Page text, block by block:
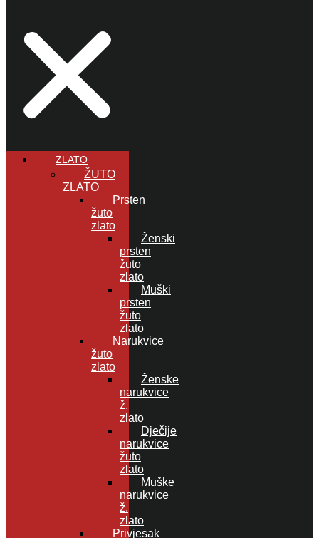
ZLATO
ŽUTO
ZLATO
Prsten
žuto
zlato
Ženski
prsten
žuto
zlato
Muški
prsten
žuto
zlato
Narukvice
žuto
zlato
Ženske
narukvice
ž.
zlato
Dječije
narukvice
žuto
zlato
Muške
narukvice
ž.
zlato
Privjesak